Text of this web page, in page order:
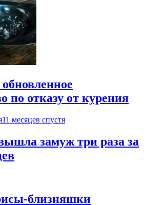
по отказу от курения
11 месяцев спустя
замуж три раза за
близняшки